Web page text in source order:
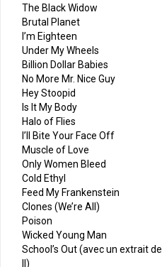
The Black Widow
Brutal Planet
I’m Eighteen
Under My Wheels
Billion Dollar Babies
No More Mr. Nice Guy
Hey Stoopid
Is It My Body
Halo of Flies
I’ll Bite Your Face Off
Muscle of Love
Only Women Bleed
Cold Ethyl
Feed My Frankenstein
Clones (We’re All)
Poison
Wicked Young Man
School’s Out (avec un extrait
II)